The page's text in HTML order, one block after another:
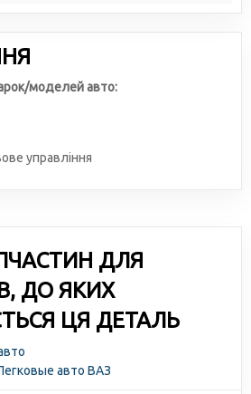
моделей авто:
управління
ДЛЯ
ДО ЯКИХ
ЦЯ ДЕТАЛЬ
авто ВАЗ